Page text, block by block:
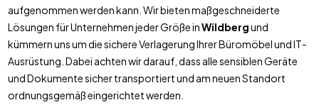
aufgenommen werden kann. Wir bieten maßgeschneiderte
Lösungen für Unternehmen jeder Größe inWildbergund
kümmern uns um die sichere Verlagerung Ihrer Büromöbel und IT-
Ausrüstung. Dabei achten wir darauf, dass alle sensiblen Geräte
und Dokumente sicher transportiert und am neuen Standort
ordnungsgemäß eingerichtet werden.